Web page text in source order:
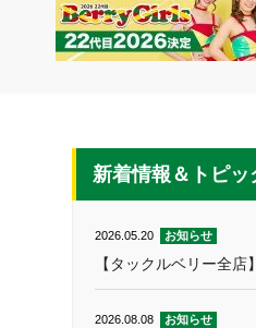
新着情報＆トピッ
2026.05.20 お知らせ
【タックルベリー全
2026.08.08 お知らせ